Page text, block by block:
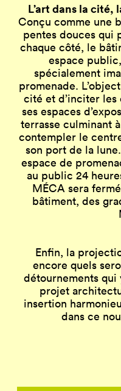
L’art dans la cité,
Conçu comme une
pentes douces qui
chaque côté, le
espace
spécialement
promenade.
cité et d’inciter
ses espaces
terrasse culminant
contempler le
son port de la
espace de
au public 24
MÉCA sera
bâtiment, des
Enfin, la
encore quels
détournements qui
projet
insertion
dans ce